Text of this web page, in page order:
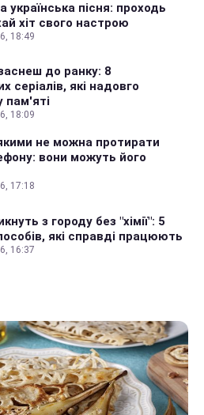
українська пісня: проходь
хіт свого настрою
18:49
до ранку: 8
серіалів, які надовго
пам'яті
18:09
не можна протирати
вони можуть його
17:18
з городу без "хімії": 5
які справді працюють
16:37